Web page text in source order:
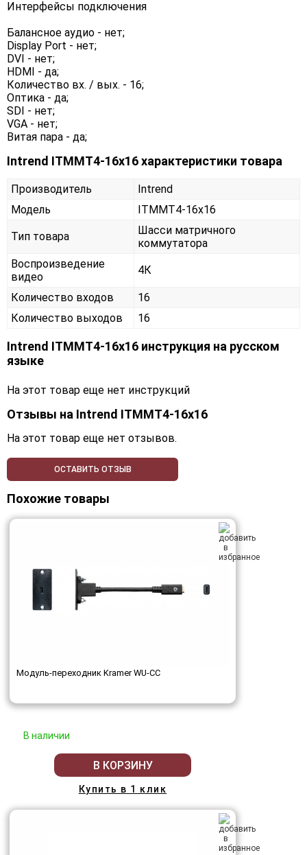
Интерфейсы подключения
Балансное аудио - нет;
Display Port - нет;
DVI - нет;
HDMI - да;
Количество вх. / вых. - 16;
Оптика - да;
SDI - нет;
VGA - нет;
Витая пара - да;
Intrend ITMMT4-16x16 характеристики товара
Производитель
Intrend
Модель
ITMMT4-16x16
Тип товара
Шасси матричного
коммутатора
Воспроизведение
видео
4К
Количество входов
16
Количество выходов
16
Intrend ITMMT4-16x16 инструкция на русском
языке
На этот товар еще нет инструкций
Отзывы на Intrend ITMMT4-16x16
На этот товар еще нет отзывов.
ОСТАВИТЬ ОТЗЫВ
Похожие товары
Модуль-переходник Kramer WU-CC
В наличии
В КОРЗИНУ
Купить в 1 клик